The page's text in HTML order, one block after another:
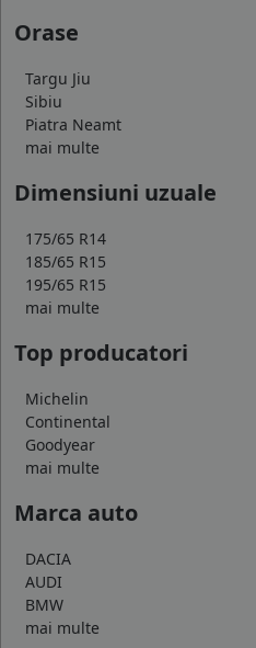
Orase
Targu Jiu
Sibiu
Piatra Neamt
mai multe
Dimensiuni uzuale
175/65 R14
185/65 R15
195/65 R15
mai multe
Top producatori
Michelin
Continental
Goodyear
mai multe
Marca auto
DACIA
AUDI
BMW
mai multe